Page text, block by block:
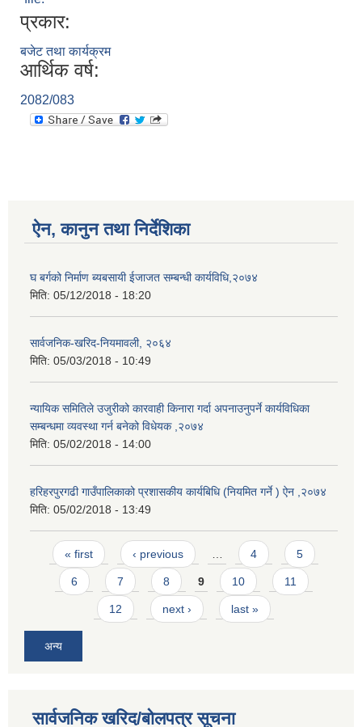
प्रकार:
बजेट तथा कार्यक्रम
आर्थिक वर्ष:
2082/083
ऐन, कानुन तथा निर्देशिका
घ बर्गको निर्माण ब्यबसायी ईजाजत सम्बन्धी कार्यविधि,२०७४
मिति: 05/12/2018 - 18:20
सार्वजनिक-खरिद-नियमावली, २०६४
मिति: 05/03/2018 - 10:49
न्यायिक समितिले उजुरीको कारवाही किनारा गर्दा अपनाउनुपर्ने कार्यविधिका
सम्बन्धमा व्यवस्था गर्न बनेको विधेयक ,२०७४
मिति: 05/02/2018 - 14:00
हरिहरपुरगढी गाउँपालिकाको प्रशासकीय कार्यबिधि (नियमित गर्ने ) ऐन ,२०७४
मिति: 05/02/2018 - 13:49
Pages
« first ‹ previous 4 5
6 7 8 9 10 11
12 next › last »
अन्य
सार्वजनिक खरिद/बोलपत्र सूचना